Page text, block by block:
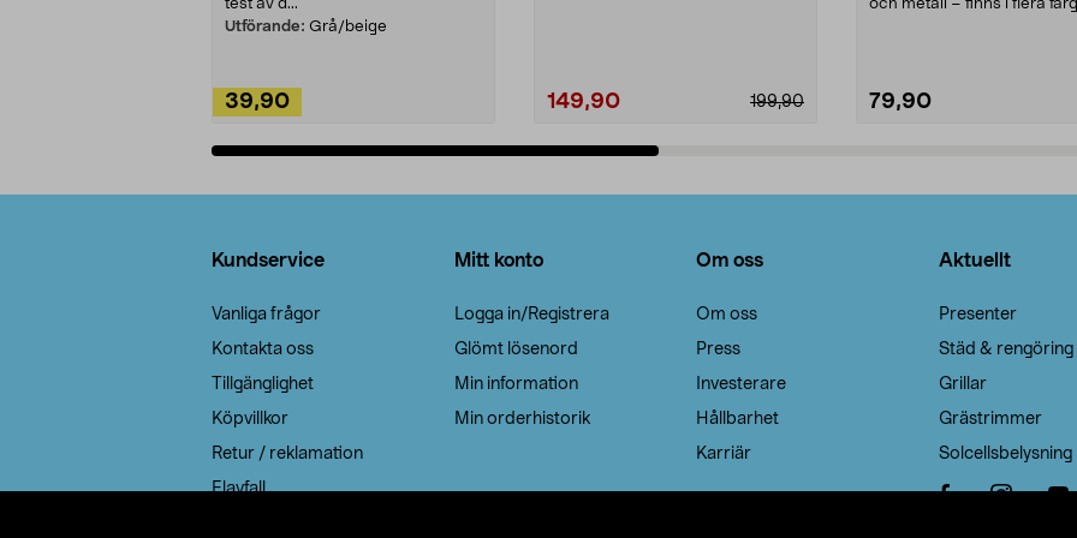
test av d...
Utförande: Grå/beige
39,90 199,90
149,90
och metall – finns i flera
79,90
Kundservice
Vanliga frågor
Kontakta oss
Tillgänglighet
Köpvillkor
Retur / reklamation
Elavfall
Mitt konto
Logga in/Registrera
Glömt lösenord
Min information
Min orderhistorik
Om oss
Om oss
Press
Investerare
Hållbarhet
Karriär
Aktuellt
Presenter
Städ & rengöring
Grillar
Grästrimmer
Solcellsbelysning